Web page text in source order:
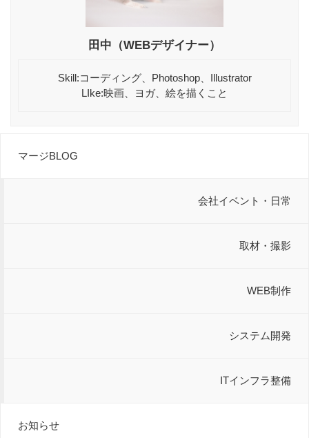
マージBLOG
会社イベント・日常
取材・撮影
WEB制作
システム開発
ITインフラ整備
お知らせ
田中（WEBデザイナー）
Skill:コーディング、Photoshop、Illustrator
LIke:映画、ヨガ、絵を描くこと